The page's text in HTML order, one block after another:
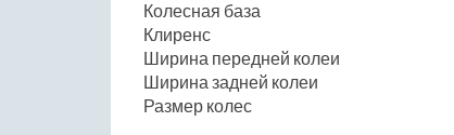
Колесная база
Клиренс
Ширина передней колеи
Ширина задней колеи
Размер колес